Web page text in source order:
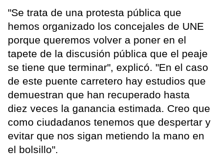
"Se trata de una protesta pública que
hemos organizado los concejales de UNE
porque queremos volver a poner en el
tapete de la discusión pública que el peaje
se tiene que terminar", explicó. "En el caso
de este puente carretero hay estudios que
demuestran que han recuperado hasta
diez veces la ganancia estimada. Creo que
como ciudadanos tenemos que despertar y
evitar que nos sigan metiendo la mano en
el bolsillo".